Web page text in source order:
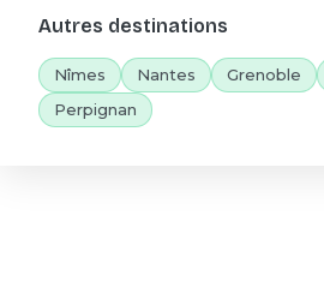
Autres destinations
Nîmes Nantes Grenoble
Perpignan